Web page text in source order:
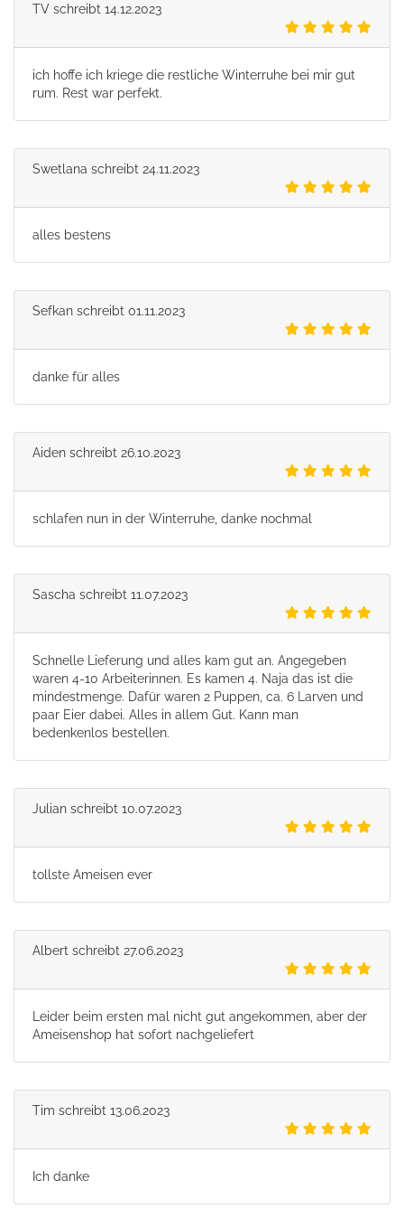
TV schreibt 14.12.2023
ich hoffe ich kriege die restliche Winterruhe bei mir gut
rum. Rest war perfekt.
Swetlana schreibt 24.11.2023
alles bestens
Sefkan schreibt 01.11.2023
danke für alles
Aiden schreibt 26.10.2023
schlafen nun in der Winterruhe, danke nochmal
Sascha schreibt 11.07.2023
Schnelle Lieferung und alles kam gut an. Angegeben
waren 4-10 Arbeiterinnen. Es kamen 4. Naja das ist die
mindestmenge. Dafür waren 2 Puppen, ca. 6 Larven und
paar Eier dabei. Alles in allem Gut. Kann man
bedenkenlos bestellen.
Julian schreibt 10.07.2023
tollste Ameisen ever
Albert schreibt 27.06.2023
Leider beim ersten mal nicht gut angekommen, aber der
Ameisenshop hat sofort nachgeliefert
Tim schreibt 13.06.2023
Ich danke